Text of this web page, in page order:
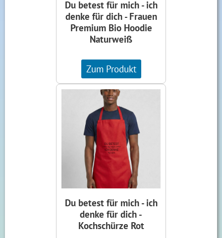
Du betest für mich - ich
denke für dich - Frauen
Premium Bio Hoodie
Naturweiß
Zum Produkt
Du betest für mich - ich
denke für dich -
Kochschürze Rot